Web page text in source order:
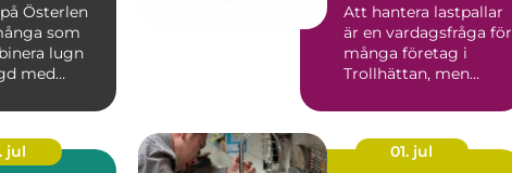
Österlen
som
lugn
med
Att hantera lastpallar
är en vardagsfråga för
många företag i
Trollhättan, men
me...
jul
01. jul